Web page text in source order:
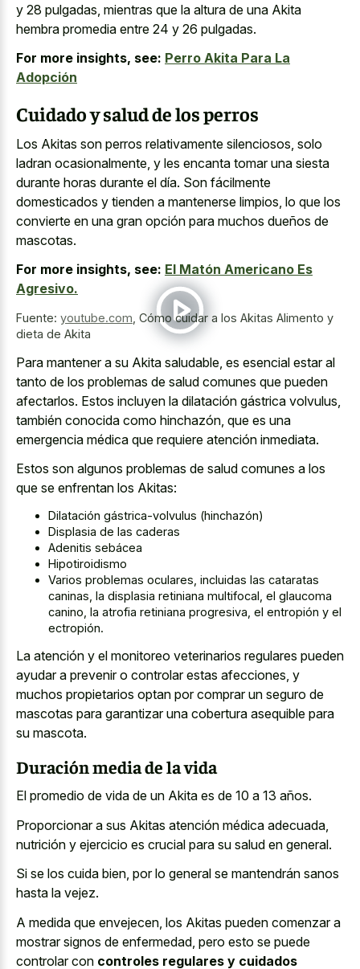
y 28 pulgadas, mientras que la altura de una Akita
hembra promedia entre 24 y 26 pulgadas.
For more insights, see: Perro Akita Para La
Adopción
Cuidado y salud de los perros
Los Akitas son perros relativamente silenciosos, solo
ladran ocasionalmente, y les encanta tomar una siesta
durante horas durante el día. Son fácilmente
domesticados y tienden a mantenerse limpios, lo que los
convierte en una gran opción para muchos dueños de
mascotas.
For more insights, see: El Matón Americano Es
Agresivo.
Fuente: youtube.com Cómo cuidar a los Akitas Alimento y
dieta de Akita
Para mantener a su Akita saludable, es esencial estar al
tanto de los problemas de salud comunes que pueden
afectarlos. Estos incluyen la dilatación gástrica volvulus,
también conocida como hinchazón, que es una
emergencia médica que requiere atención inmediata.
Estos son algunos problemas de salud comunes a los
que se enfrentan los Akitas:
Dilatación gástrica-volvulus (hinchazón)
Displasia de las caderas
Adenitis sebácea
Hipotiroidismo
Varios problemas oculares, incluidas las cataratas
caninas, la displasia retiniana multifocal, el glaucoma
canino, la atrofia retiniana progresiva, el entropión y el
ectropión.
La atención y el monitoreo veterinarios regulares pueden
ayudar a prevenir o controlar estas afecciones, y
muchos propietarios optan por comprar un seguro de
mascotas para garantizar una cobertura asequible para
su mascota.
Duración media de la vida
El promedio de vida de un Akita es de 10 a 13 años.
Proporcionar a sus Akitas atención médica adecuada,
nutrición y ejercicio es crucial para su salud en general.
Si se los cuida bien, por lo general se mantendrán sanos
hasta la vejez.
A medida que envejecen, los Akitas pueden comenzar a
mostrar signos de enfermedad, pero esto se puede
controlar con controles regulares y cuidados